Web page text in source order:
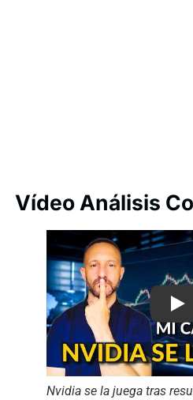
Vídeo Análisis
Play
Nvidia se la juega tras